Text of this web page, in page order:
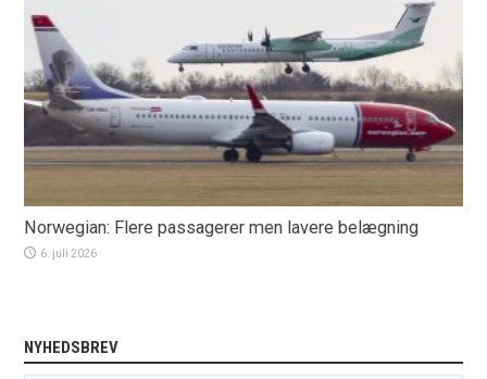
Norwegian: Flere passagerer men lavere belægning
6. juli 2026
NYHEDSBREV